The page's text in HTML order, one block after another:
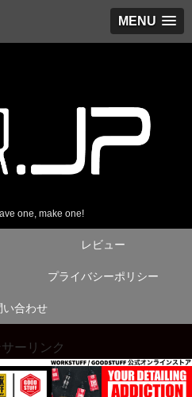
MENU
one, make one!
レビュー
プライバシーポリシー
い合わせ
ーリンク